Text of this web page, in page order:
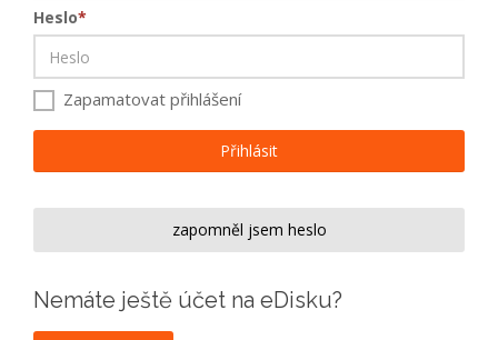
Heslo*
Zapamatovat přihlášení
zapomněl jsem heslo
Nemáte ještě účet na eDisku?